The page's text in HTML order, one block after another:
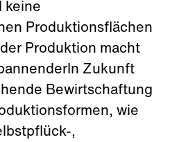
keine
Produktionsflächen
Produktion macht
Zukunft
Bewirtschaftung
wie
,